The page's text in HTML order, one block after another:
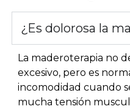
¿Es dolorosa la
La maderoterapia no
excesivo, pero es
incomodidad cuando
mucha tensión